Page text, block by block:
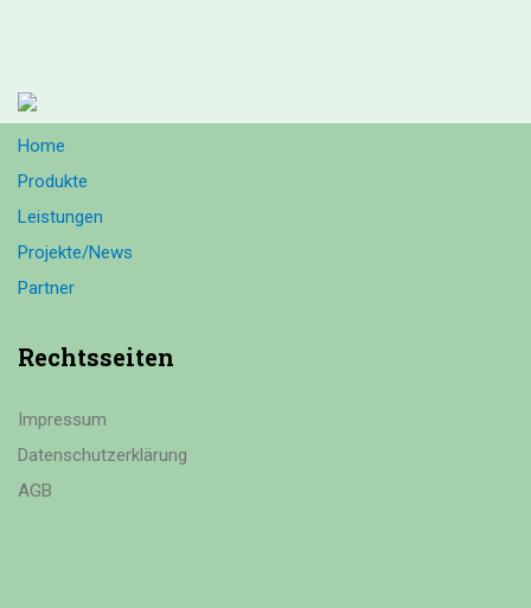
Home
Produkte
Leistungen
Projekte/News
Partner
Rechtsseiten
Impressum
Datenschutzerklärung
AGB